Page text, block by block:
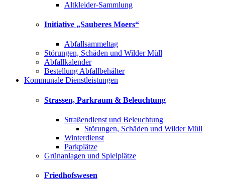
Altkleider-Sammlung
Initiative „Sauberes Moers“
Abfallsammeltag
Störungen, Schäden und Wilder Müll
Abfallkalender
Bestellung Abfallbehälter
Kommunale Dienstleistungen
Strassen, Parkraum & Beleuchtung
Straßendienst und Beleuchtung
Störungen, Schäden und Wilder Müll
Winterdienst
Parkplätze
Grünanlagen und Spielplätze
Friedhofswesen